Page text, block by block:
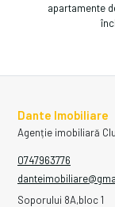
apartamente
Dante Imobiliare
Agenție imobiliară
0747963776
Soporului 8A,bloc 1